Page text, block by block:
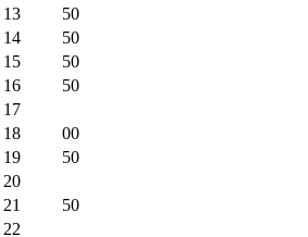
13
50
14
50
15
50
16
50
17
18
00
19
50
20
21
50
22